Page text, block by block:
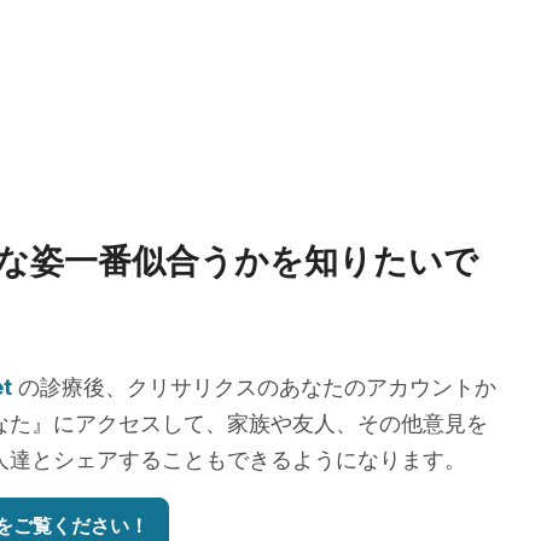
姿一番似合うかを知りたいで
の診療後、クリサリクスのあなたのアカウントか
た』にアクセスして、家族や友人、その他意見を
とシェアすることもできるようになります。
ご覧ください！